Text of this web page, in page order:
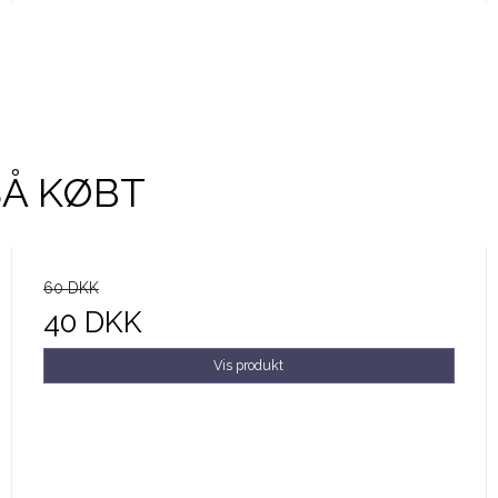
KØBT
60 DKK
40 DKK
Vis produkt